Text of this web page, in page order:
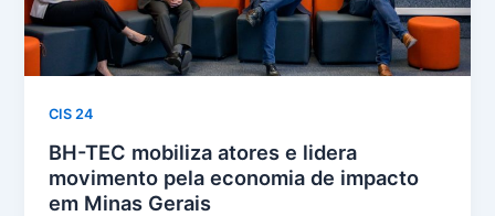
CIS 24
BH-TEC mobiliza atores e lidera
movimento pela economia de impacto
em Minas Gerais